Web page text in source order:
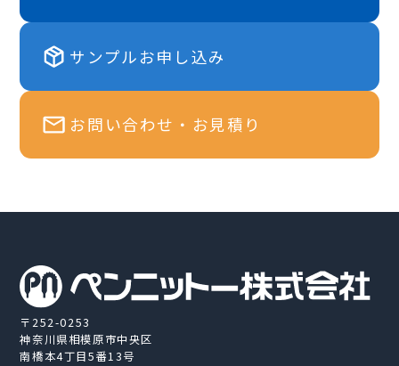
サンプルお申し込み
お問い合わせ・お見積り
〒252-0253
神奈川県相模原市中央区
南橋本4丁目5番13号